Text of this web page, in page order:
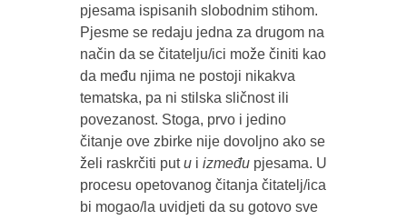
pjesama ispisanih slobodnim stihom.
Pjesme se redaju jedna za drugom na
način da se čitatelju/ici može činiti kao
da među njima ne postoji nikakva
tematska, pa ni stilska sličnost ili
povezanost. Stoga, prvo i jedino
čitanje ove zbirke nije dovoljno ako se
želi raskrčiti putu i izmeđupjesama. U
procesu opetovanog čitanja čitatelj/ica
bi mogao/la uvidjeti da su gotovo sve